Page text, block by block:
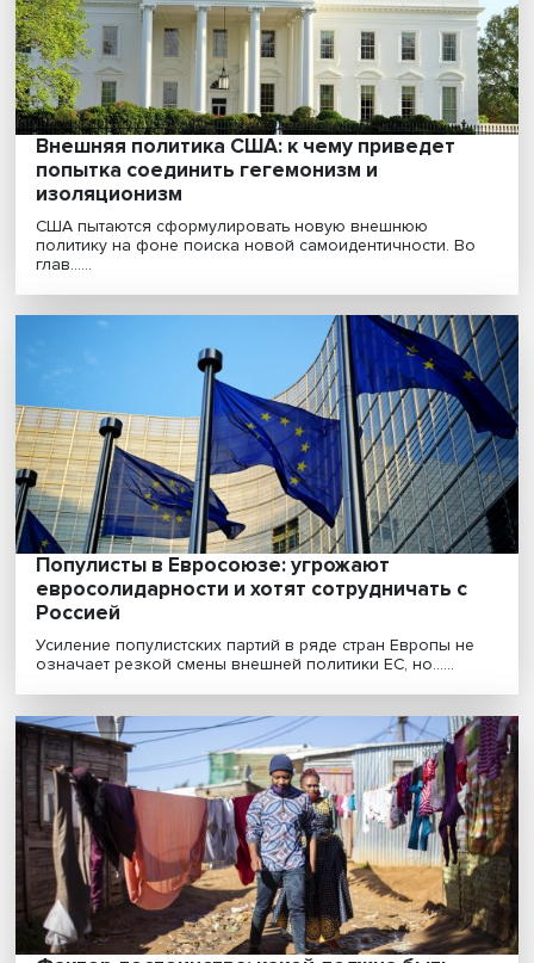
попытка соединить гегемонизм и
США пытаются сформулировать новую внешнюю
политику на фоне поиска новой самоидентичности.
глав......
Популисты в Евросоюзе: угрожают
евросолидарности и хотят сотрудничать
Россией
Усиление популистских партий в ряде стран Европы
означает резкой смены внешней политики ЕС, но......